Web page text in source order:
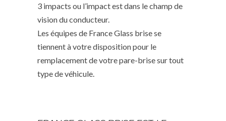
3 impacts ou l’impact est dans le champ de
vision du conducteur.
Les équipes de France Glass brise se
tiennent à votre disposition pour le
remplacement de votre pare-brise sur tout
type de véhicule.